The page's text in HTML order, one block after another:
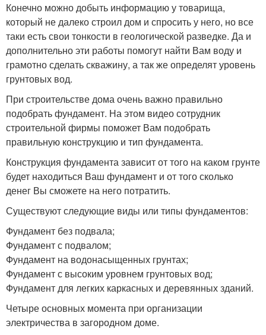
Конечно можно добыть информацию у товарища,
который не далеко строил дом и спросить у него, но все
таки есть свои тонкости в геологической разведке. Да и
дополнительно эти работы помогут найти Вам воду и
грамотно сделать скважину, а так же определят уровень
грунтовых вод.
При строительстве дома очень важно правильно
подобрать фундамент. На этом видео сотрудник
строительной фирмы поможет Вам подобрать
правильную конструкцию и тип фундамента.
Конструкция фундамента зависит от того на каком грунте
будет находиться Ваш фундамент и от того сколько
денег Вы сможете на него потратить.
Существуют следующие виды или типы фундаментов:
Фундамент без подвала;
Фундамент с подвалом;
Фундамент на водонасыщенных грунтах;
Фундамент с высоким уровнем грунтовых вод;
Фундамент для легких каркасных и деревянных зданий.
Четыре основных момента при организации
электричества в загородном доме.